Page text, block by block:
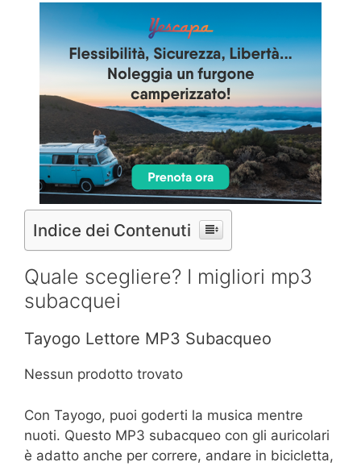
Indice dei Contenuti
Quale scegliere? I migliori mp3
subacquei
Tayogo Lettore MP3 Subacqueo
Nessun prodotto trovato
Con Tayogo, puoi goderti la musica mentre
nuoti. Questo MP3 subacqueo con gli auricolari
è adatto anche per correre, andare in bicicletta,